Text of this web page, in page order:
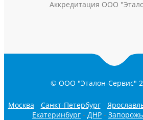
Аккредитация ООО
© ООО "Эталон-Сервис"
Москва - Санкт-Петербург-
Екатеринбург - ДНР -